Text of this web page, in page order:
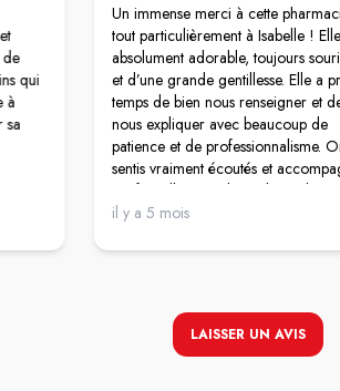
de
qui
à
sa
Un immense merci à cette
tout particulièrement à Isabelle !
absolument adorable, toujours
et d’une grande gentillesse. Elle a
temps de bien nous renseigner et
nous expliquer avec beaucoup de
patience et de professionnalisme.
sentis vraiment écoutés et
Ça fait tellement plaisir de tomber
pharmacienne aussi impliquée et
aide précieuse !
il y a 5 mois
LAISSER UN AVIS